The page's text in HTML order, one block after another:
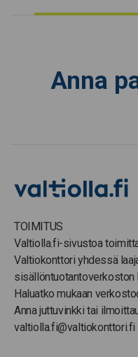
Anna
TOIMITUS
Valtiolla.fi-sivustoa
Valtiokonttori yhdessä
sisällöntuotantoverkoston
Haluatko mukaan
Anna juttuvinkki tai
valtiolla.fi@valtiokonttori.fi